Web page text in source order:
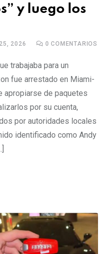
y luego los
2026 0 COMENTARIOS
trabajaba para un
fue arrestado en Miami-
apropiarse de paquetes
por su cuenta,
por autoridades locales
identificado como Andy